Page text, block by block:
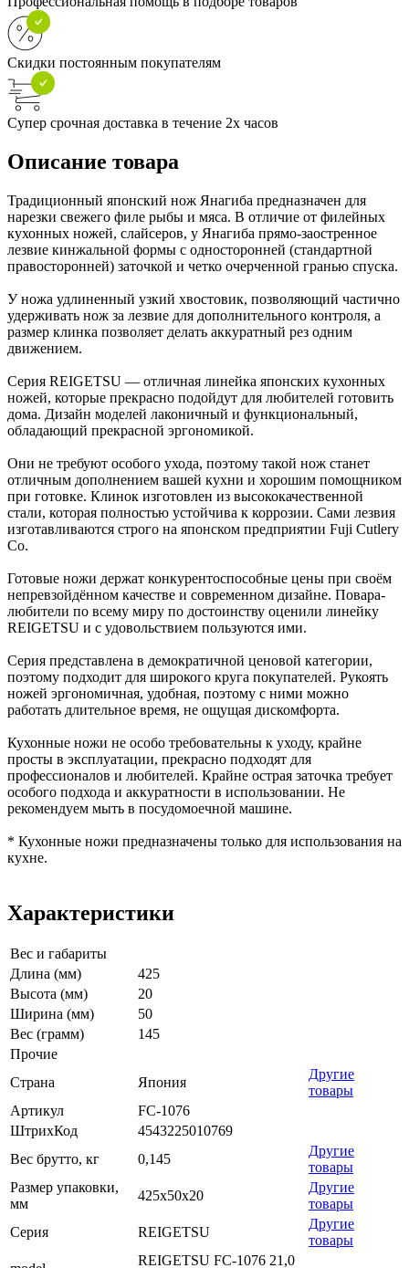
Скидки постоянным покупателям
Супер срочная доставка в течение 2х часов
Описание товара
Традиционный японский нож Янагиба предназначен для
нарезки свежего филе рыбы и мяса. В отличие от филейных
кухонных ножей, слайсеров, у Янагиба прямо-заостренное
лезвие кинжальной формы с односторонней (стандартной
правосторонней) заточкой и четко очерченной гранью спуска.
У ножа удлиненный узкий хвостовик, позволяющий частично
удерживать нож за лезвие для дополнительного контроля, а
размер клинка позволяет делать аккуратный рез одним
движением.
Серия REIGETSU — отличная линейка японских кухонных
ножей, которые прекрасно подойдут для любителей готовить
дома. Дизайн моделей лаконичный и функциональный,
обладающий прекрасной эргономикой.
Они не требуют особого ухода, поэтому такой нож станет
отличным дополнением вашей кухни и хорошим помощником
при готовке. Клинок изготовлен из высококачественной
стали, которая полностью устойчива к коррозии. Сами лезвия
изготавливаются строго на японском предприятии Fuji Cutlery
Co.
Готовые ножи держат конкурентоспособные цены при своём
непревзойдённом качестве и современном дизайне. Повара-
любители по всему миру по достоинству оценили линейку
REIGETSU и с удовольствием пользуются ими.
Серия представлена в демократичной ценовой категории,
поэтому подходит для широкого круга покупателей. Рукоять
ножей эргономичная, удобная, поэтому с ними можно
работать длительное время, не ощущая дискомфорта.
Кухонные ножи не особо требовательны к уходу, крайне
просты в эксплуатации, прекрасно подходят для
профессионалов и любителей. Крайне острая заточка требует
особого подхода и аккуратности в использовании. Не
рекомендуем мыть в посудомоечной машине.
* Кухонные ножи предназначены только для использования на
кухне.
Характеристики
Вес и габариты
Длина (мм)
425
Высота (мм)
20
Ширина (мм)
50
Вес (грамм)
145
Прочие
Страна
Япония
Другие
товары
Артикул
FC-1076
ШтрихКод
4543225010769
Вес брутто, кг
0,145
Другие
товары
Размер упаковки,
мм
425x50x20
Другие
товары
Серия
REIGETSU
Другие
товары
REIGETSU FC-1076 21,0